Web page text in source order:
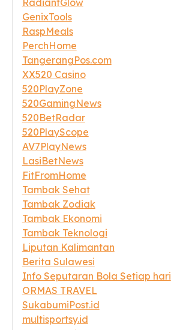
RadiantGlow
GenixTools
RaspMeals
PerchHome
TangerangPos.com
XX520 Casino
520PlayZone
520GamingNews
520BetRadar
520PlayScope
AV7PlayNews
LasiBetNews
FitFromHome
Tambak Sehat
Tambak Zodiak
Tambak Ekonomi
Tambak Teknologi
Liputan Kalimantan
Berita Sulawesi
Info Seputaran Bola Setiap hari
ORMAS TRAVEL
SukabumiPost.id
multisportsy.id